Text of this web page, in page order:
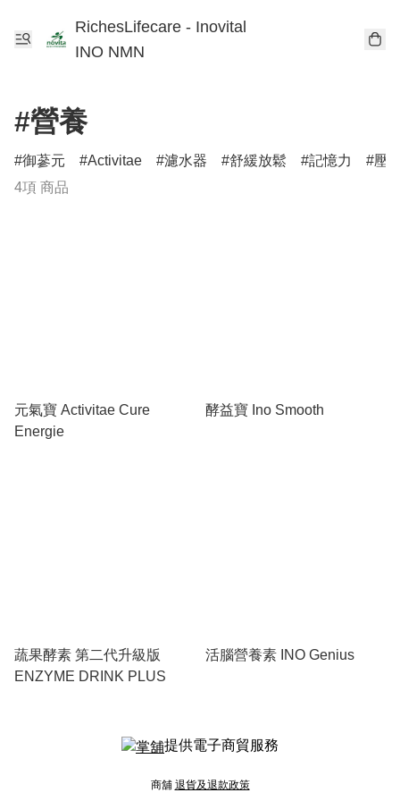
RichesLifecare - Inovital
INO NMN
#營養
御蔘元 Activitae 濾水器 舒緩放鬆 記憶力
壓
4項 商品
元氣寶 Activitae Cure
Energie
酵益寶 Ino Smooth
蔬果酵素 第二代升級版
ENZYME DRINK PLUS
活腦營養素 INO Genius
提供電子商貿服務
商舖 退貨及退款政策